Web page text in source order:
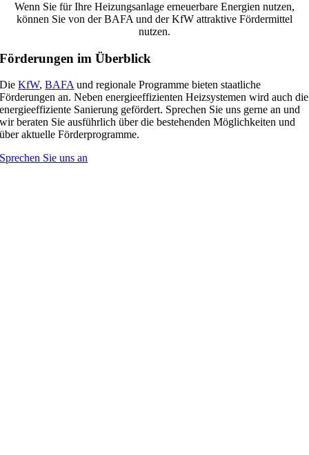
Wenn Sie für Ihre Heizungsanlage erneuerbare Energien nutzen,
können Sie von der BAFA und der KfW attraktive Fördermittel
nutzen.
Förderungen im Überblick
DieKfW,BAFA und regionale Programme bieten staatliche
Förderungen an. Neben energieeffizienten Heizsystemen wird auch die
energieeffiziente Sanierung gefördert. Sprechen Sie uns gerne an und
wir beraten Sie ausführlich über die bestehenden Möglichkeiten und
über aktuelle Förderprogramme.
Sprechen Sie uns an